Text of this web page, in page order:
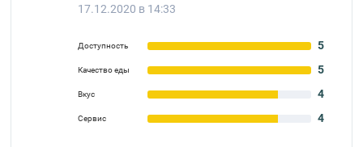
17.12.2020 в 14:33
Доступность 5
Качество еды 5
Вкус 4
Сервис 4